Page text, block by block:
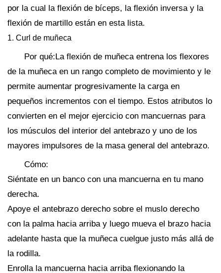
por la cual la flexión de bíceps, la flexión inversa y la
flexión de martillo están en esta lista.
1. Curl de muñeca
Por qué:La flexión de muñeca entrena los flexores
de la muñeca en un rango completo de movimiento y le
permite aumentar progresivamente la carga en
pequeños incrementos con el tiempo. Estos atributos lo
convierten en el mejor ejercicio con mancuernas para
los músculos del interior del antebrazo y uno de los
mayores impulsores de la masa general del antebrazo.
Cómo:
Siéntate en un banco con una mancuerna en tu mano
derecha.
Apoye el antebrazo derecho sobre el muslo derecho
con la palma hacia arriba y luego mueva el brazo hacia
adelante hasta que la muñeca cuelgue justo más allá de
la rodilla.
Enrolla la mancuerna hacia arriba flexionando la